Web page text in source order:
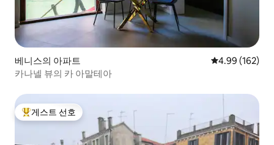
베니스의 아파트 평점 4.99점(5
4.99 (162)
카나넬 뷰의 카 아말테아
상위 게스트 선호
게스트 선호